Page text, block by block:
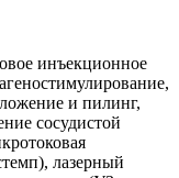
инъекционное
и пилинг,
сосудистой
лазерный